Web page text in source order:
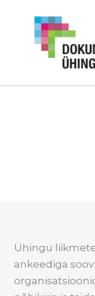
content
Ühingu
ankeediga